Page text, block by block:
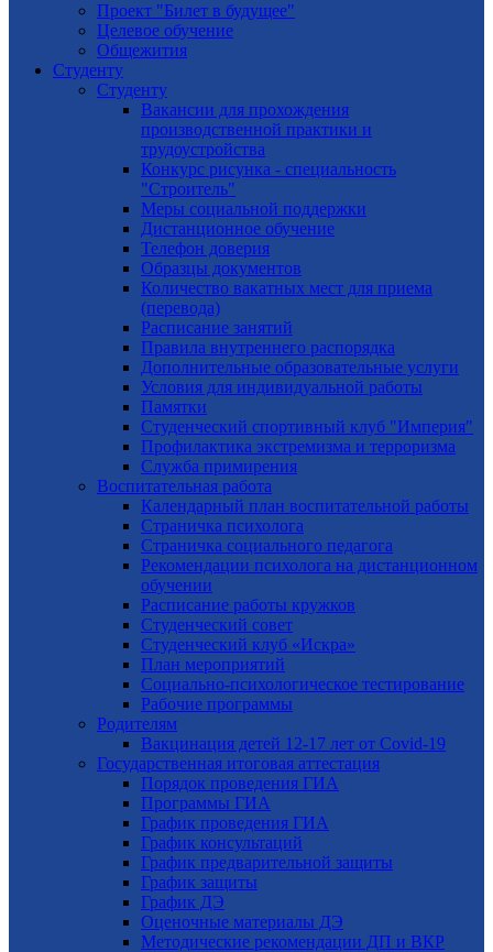
Проект "Билет в будущее"
Целевое обучение
Общежития
Студенту
Студенту
Вакансии для прохождения
производственной практики и
трудоустройства
Конкурс рисунка - специальность
"Строитель"
Меры социальной поддержки
Дистанционное обучение
Телефон доверия
Образцы документов
Количество вакатных мест для приема
(перевода)
Расписание занятий
Правила внутреннего распорядка
Дополнительные образовательные услуги
Условия для индивидуальной работы
Памятки
Студенческий спортивный клуб "Империя"
Профилактика экстремизма и терроризма
Служба примирения
Воспитательная работа
Календарный план воспитательной работы
Страничка психолога
Страничка социального педагога
Рекомендации психолога на дистанционном
обучении
Расписание работы кружков
Студенческий совет
Студенческий клуб «Искра»
План мероприятий
Социально-психологическое тестирование
Рабочие программы
Родителям
Вакцинация детей 12-17 лет от Covid-19
Государственная итоговая аттестация
Порядок проведения ГИА
Программы ГИА
График проведения ГИА
График консультаций
График предварительной защиты
График защиты
График ДЭ
Оценочные материалы ДЭ
Методические рекомендации ДП и ВКР